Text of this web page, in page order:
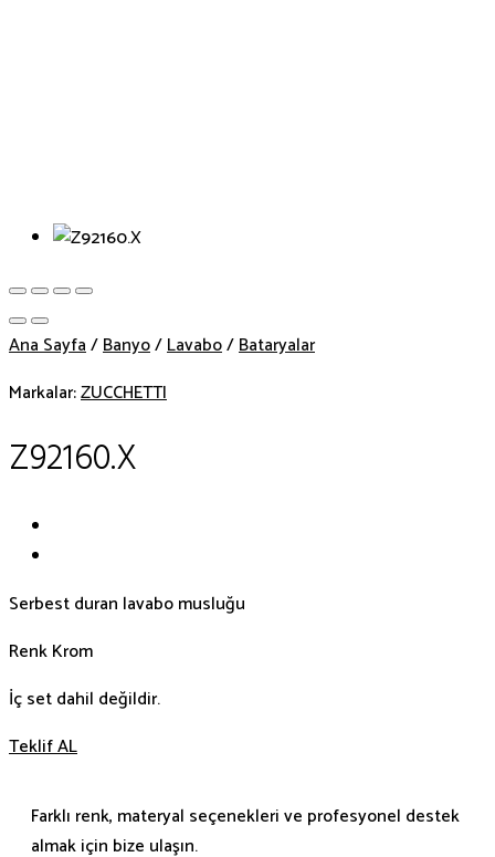
Ana Sayfa/Banyo/Lavabo/Bataryalar
Markalar:ZUCCHETTI
Z92160.X
Serbest duran lavabo musluğu
Renk Krom
İç set dahil değildir.
Teklif AL
Farklı renk, materyal seçenekleri ve profesyonel destek
almak için bize ulaşın.